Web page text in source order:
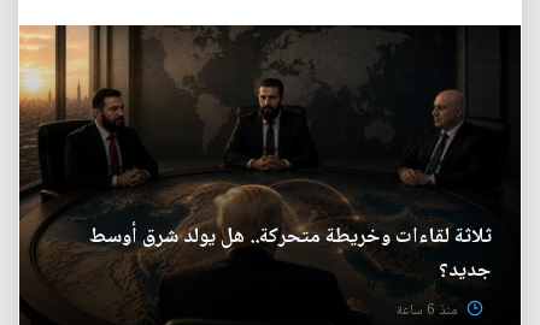
ثلاثة لقاءات وخريطة متحركة.. هل يولد شرق أوسط
جديد؟
منذ 6 ساعة